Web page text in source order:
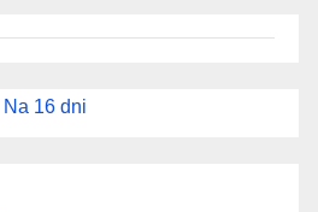
Na 16 dni